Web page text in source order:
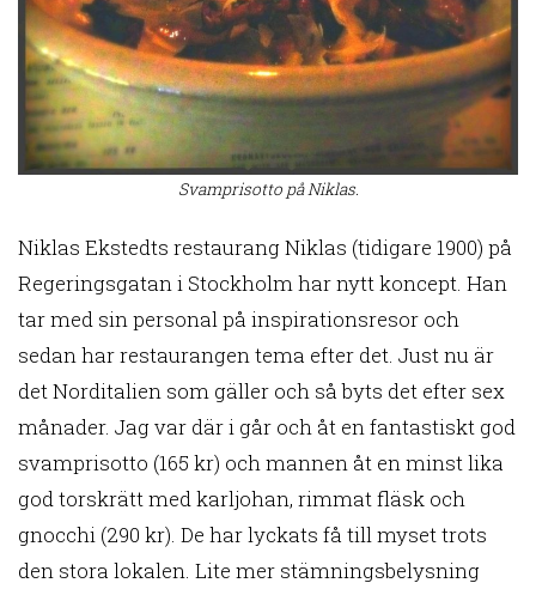
Svamprisotto på Niklas.
Niklas Ekstedts restaurang Niklas (tidigare 1900) på
Regeringsgatan i Stockholm har nytt koncept. Han
tar med sin personal på inspirationsresor och
sedan har restaurangen tema efter det. Just nu är
det Norditalien som gäller och så byts det efter sex
månader. Jag var där i går och åt en fantastiskt god
svamprisotto (165 kr) och mannen åt en minst lika
god torskrätt med karljohan, rimmat fläsk och
gnocchi (290 kr). De har lyckats få till myset trots
den stora lokalen. Lite mer stämningsbelysning